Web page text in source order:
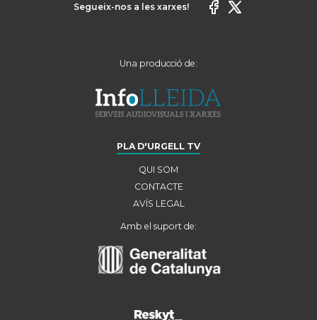
Segueix-nos a les xarxes!
Una producció de:
PLA D'URGELL TV
QUI SOM
CONTACTE
AVÍS LEGAL
Amb el suport de: